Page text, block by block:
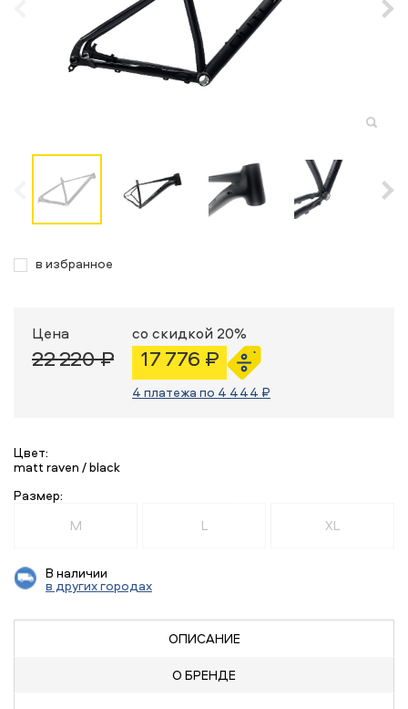
в избранное
Цена
22 220 ₽
со скидкой 20%
17 776 ₽
4 платежа по 4 444 ₽
Цвет:
matt raven / black
Размер:
M
L XL
В наличии
в других городах
ОПИСАНИЕ
О БРЕНДЕ